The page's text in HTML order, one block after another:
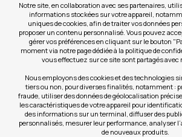
Notre site, en collaboration avec ses partenaires,
informations stockées sur votre appareil,
uniques de cookies, afin de traiter vos données
proposer un contenu personnalisé. Vous pouvez
gérer vos préférences en cliquant sur le bouton
moment via notre page dédiée à la politique de
vous effectuez sur ce site sont partagés avec
Nous employons des cookies et des technologies
tiers ou non, pour diverses finalités, notamment :
fraude, utiliser des données de géolocalisation
les caractéristiques de votre appareil pour
des informations sur un terminal, diffuser des
personnalisés, mesurer leur performance, analyser
de nouveaux produits.
NOS GRANDS MÉTIERS
LA SOCIÉTÉ
CLIENTS PROS
S'INSCRIRE AUX OFFRES